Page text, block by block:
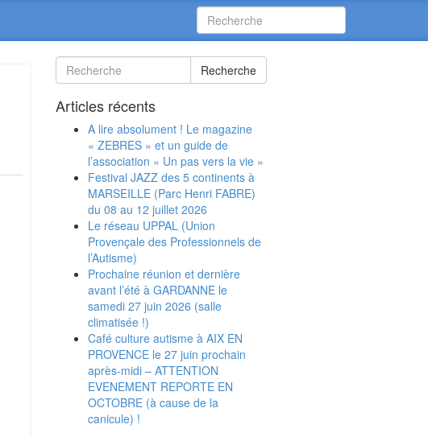
Recherche
Articles récents
A lire absolument ! Le magazine
« ZEBRES » et un guide de
l’association « Un pas vers la vie »
Festival JAZZ des 5 continents à
MARSEILLE (Parc Henri FABRE)
du 08 au 12 juillet 2026
Le réseau UPPAL (Union
Provençale des Professionnels de
l’Autisme)
Prochaine réunion et dernière
avant l’été à GARDANNE le
samedi 27 juin 2026 (salle
climatisée !)
Café culture autisme à AIX EN
PROVENCE le 27 juin prochain
après-midi – ATTENTION
EVENEMENT REPORTE EN
OCTOBRE (à cause de la
canicule) !